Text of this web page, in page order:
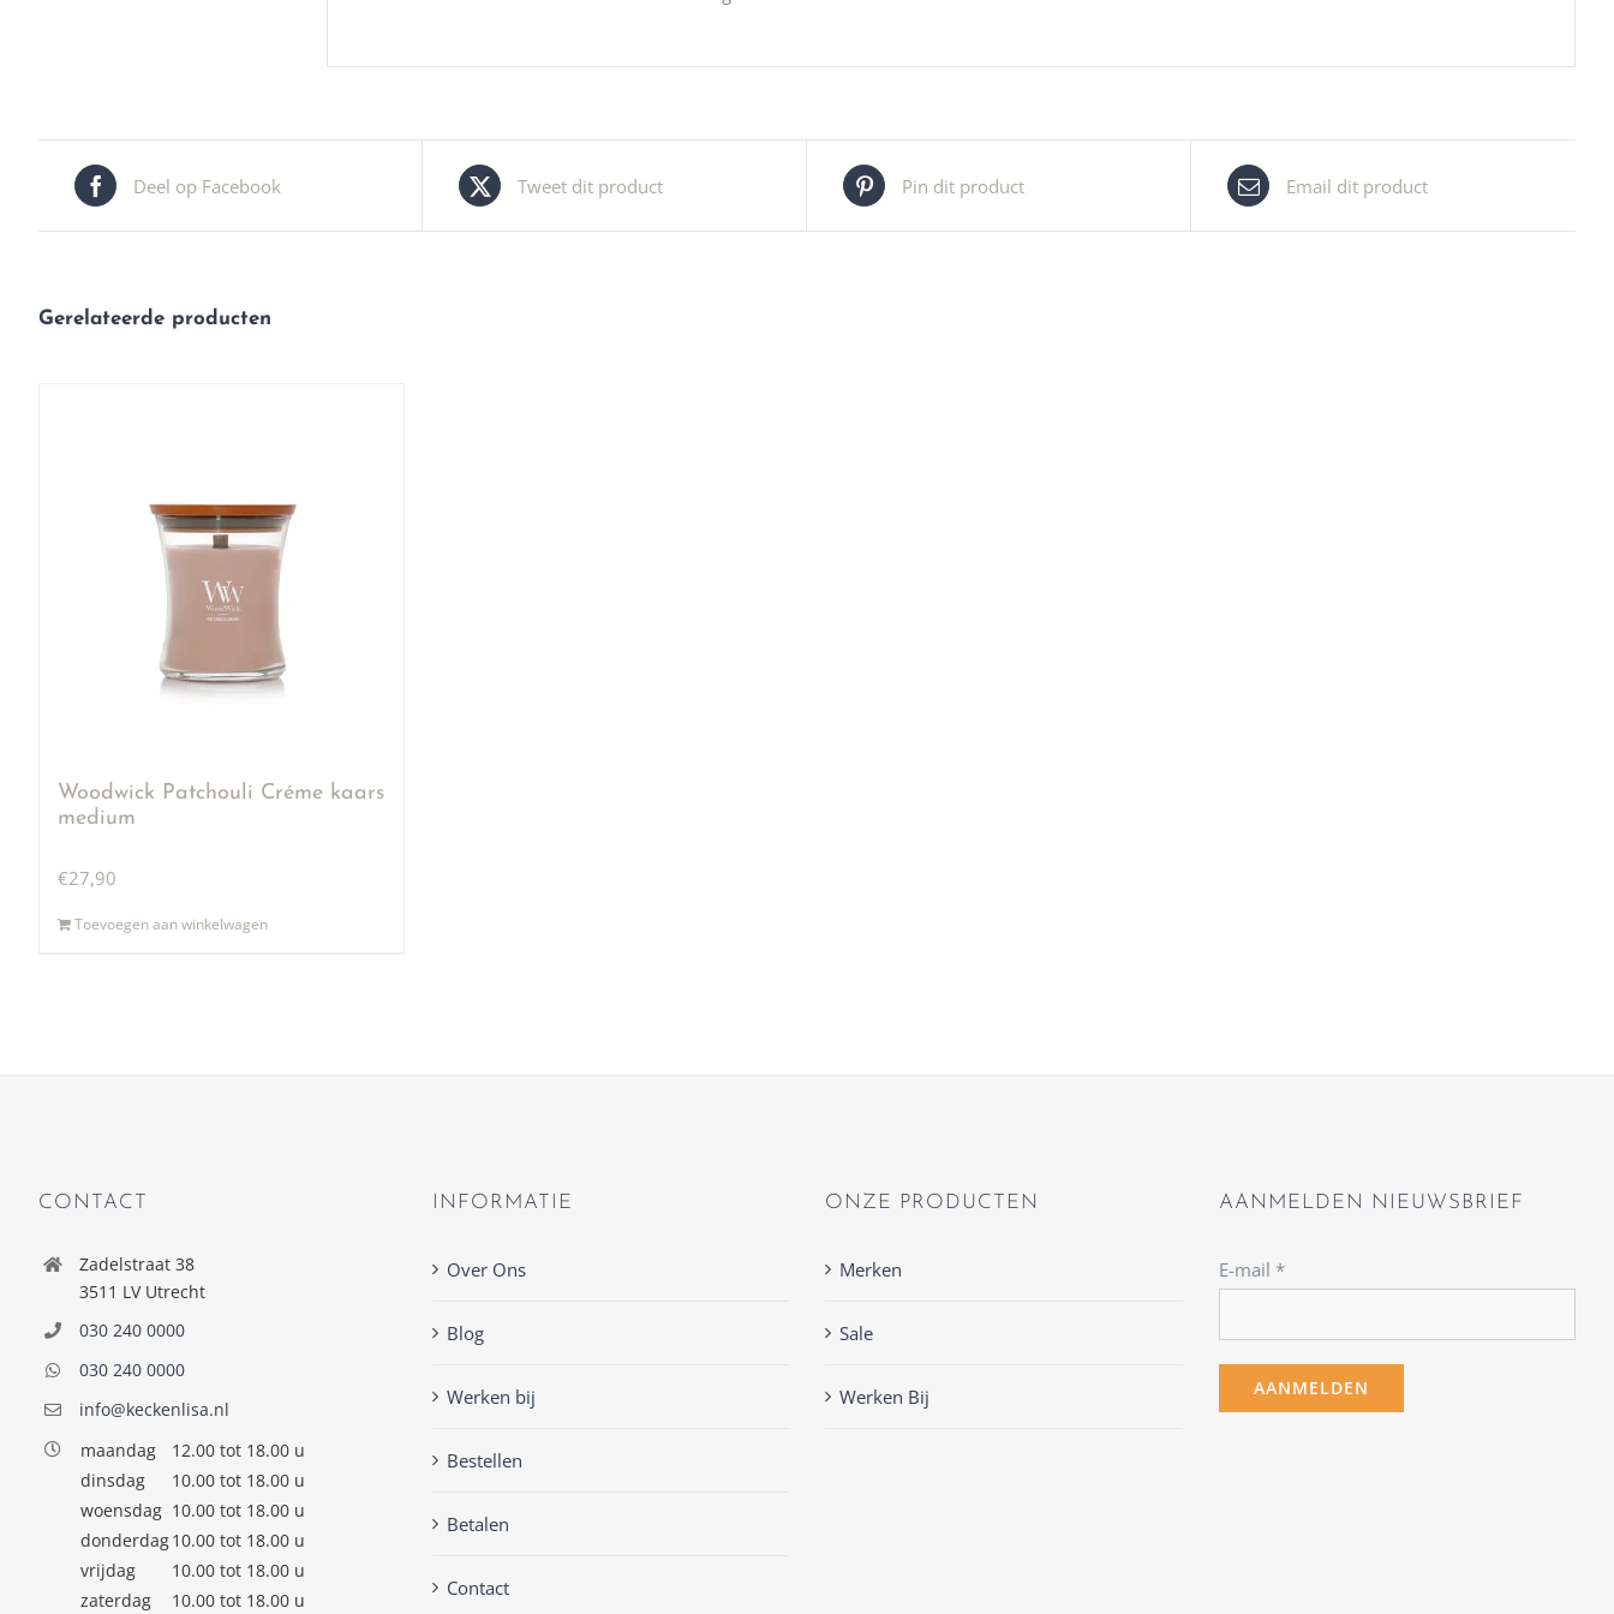
Deel op Facebook Tweet dit product Pin dit product Email dit product
Gerelateerde producten
Woodwick Patchouli Créme kaars
medium
€27,90
Toevoegen aan winkelwagen
CONTACT
Zadelstraat 38
3511 LV Utrecht
030 240 0000
030 240 0000
info@keckenlisa.nl
maandag
12.00 tot 18.00 u
dinsdag
10.00 tot 18.00 u
woensdag 10.00 tot 18.00 u
donderdag10.00 tot 18.00 u
vrijdag
10.00 tot 18.00 u
zaterdag
10.00 tot 18.00 u
INFORMATIE
Over Ons
Blog
Werken bij
Bestellen
Betalen
Contact
ONZE PRODUCTEN
Merken
Sale
Werken Bij
AANMELDEN NIEUWSBRIEF
E-mail *